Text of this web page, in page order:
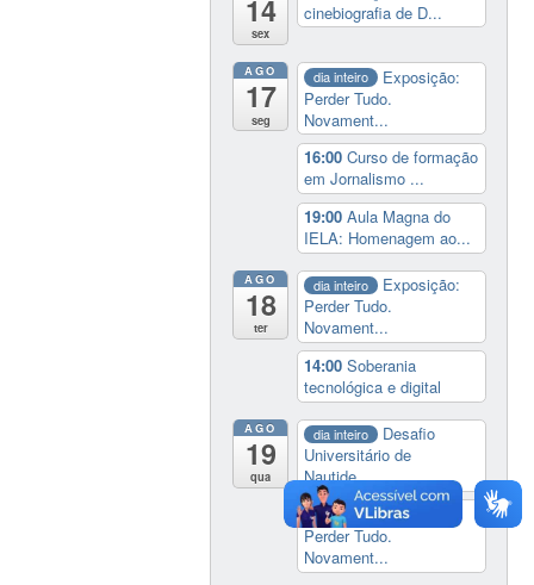
14
sex
cinebiografia de D...
AGO
17
seg
dia inteiro
Exposição:
Perder Tudo.
Novament...
16:00Curso de formação
em Jornalismo ...
19:00Aula Magna do
IELA: Homenagem ao...
AGO
18
ter
dia inteiro
Exposição:
Perder Tudo.
Novament...
14:00Soberania
tecnológica e digital
AGO
19
qua
dia inteiro
Desafio
Universitário de
Nautide...
dia inteiro
Exposição:
Perder Tudo.
Novament...